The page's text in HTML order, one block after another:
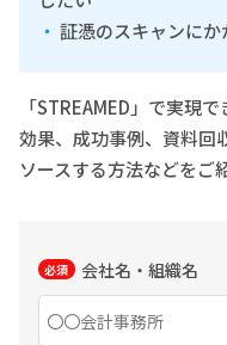
証憑のスキャンに
「STREAMED」で実現
効果、成功事例、資料回
ソースする方法などをご
会社名・組織名